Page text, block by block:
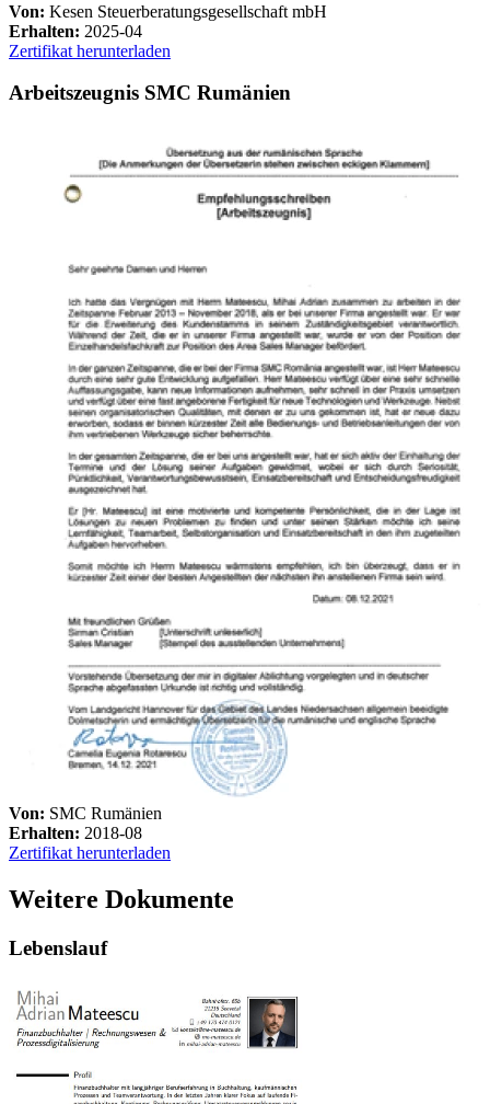
Von: Kesen Steuerberatungsgesellschaft mbH
Erhalten: 2025-04
Zertifikat herunterladen
Arbeitszeugnis SMC Rumänien
Von: SMC Rumänien
Erhalten: 2018-08
Zertifikat herunterladen
Weitere Dokumente
Lebenslauf